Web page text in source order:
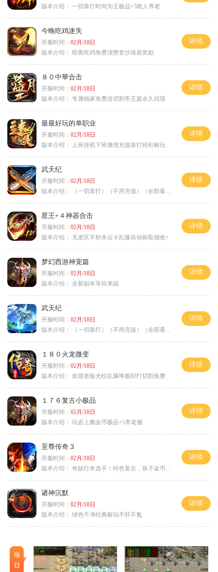
版本介绍： 一切靠打时间为王极品+5散人养老
今晚吃鸡迷失
开服时间： 02月/18日
版本介绍：
暗夜吃鸡免费顶赞拿沙保底奖励
详情
８０中華合击
开服时间： 02月/18日
版本介绍： 专属独家免费送切割帝王篇永久回现
详情
最最好玩的单职业
开服时间： 02月/18日
版本介绍：
上班挂机下班激情充值靠打轻松耐玩
详情
武天纪
开服时间： 02月/18日
版本介绍：
（一切靠打）（不用充值）（全部看脸）
详情
星王+４神器合击
开服时间： 02月/18日
版本介绍： 无老区不秒杀运９乱爆自动捡取徊收+
详情
梦幻西游神宠篇
开服时间： 02月/18日
版本介绍： 全新副本等你来战
详情
武天纪
开服时间： 02月/18日
版本介绍：
（一切靠打）（不用充值）（全部看脸）
详情
１８０火龙微变
开服时间： 02月/18日
版本介绍： 欢迎老板光柱乱爆终极好打切割免费
详情
１７６复古小极品
开服时间： 02月/18日
版本介绍： 玩必上瘾金币极品+5养老服
详情
至尊传奇３
开服时间： 02月/18日
版本介绍： 奇缺打米选手！特色复古，珠子金币释放珠子
详情
诸神沉默
开服时间： 02月/18日
版本介绍： 绿色干净经典耐玩不肝不氪
详情